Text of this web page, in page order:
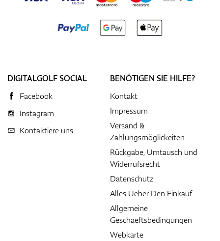
DIGITALGOLF SOCIAL
Facebook
Instagram
Kontaktiere uns
BENÖTIGEN SIE HILFE?
Kontakt
Impressum
Versand &
Zahlungsmöglickeiten
Rückgabe, Umtausch und
Widerrufsrecht
Datenschutz
Alles Ueber Den Einkauf
Allgemeine
Geschaeftsbedingungen
Webkarte